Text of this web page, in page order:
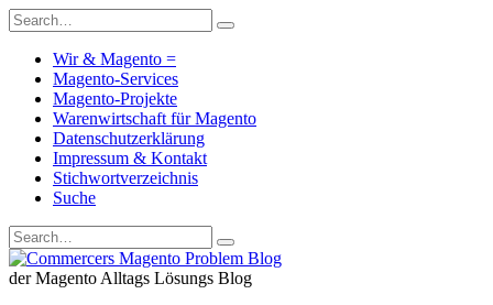
Wir & Magento =
Magento-Services
Magento-Projekte
Warenwirtschaft für Magento
Datenschutzerklärung
Impressum & Kontakt
Stichwortverzeichnis
Suche
der Magento Alltags Lösungs Blog